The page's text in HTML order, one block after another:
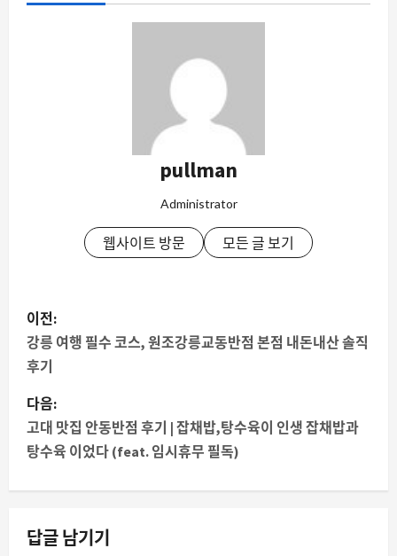
pullman
Administrator
웹사이트 방문 모든 글 보기
게
시
내
비
게
이
이전:
강릉 여행 필수 코스, 원조강릉교동반점 본점 내돈내산 솔직
후기
다음:
고대 맛집 안동반점 후기 | 잡채밥,탕수육이 인생 잡채밥과
탕수육 이었다 (feat. 임시휴무 필독)
답글 남기기